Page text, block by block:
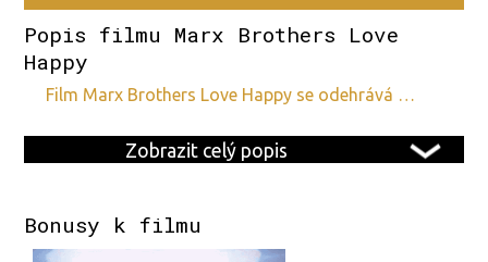
Popis filmu Marx Brothers Love
Happy
film Marx Brothers Love Happy se odehrává …
Zobrazit celý popis
Bonusy k filmu